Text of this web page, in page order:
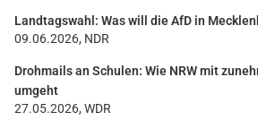
Landtagswahl: Was will die AfD in
09.06.2026, NDR
Drohmails an Schulen: Wie NRW mit
umgeht
27.05.2026, WDR